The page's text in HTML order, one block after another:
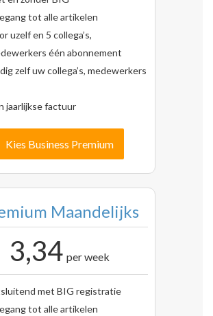
tot alle artikelen
uzelf en 5 collega’s,
één abonnement
zelf uw collega’s, medewerkers
jaarlijkse factuur
Kies Business Premium
Maandelijks
3,34 per week
met BIG registratie
tot alle artikelen